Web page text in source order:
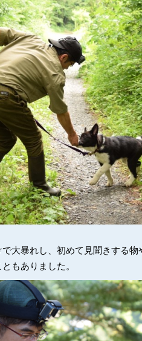
大暴れし、初めて見聞きする
もありました。